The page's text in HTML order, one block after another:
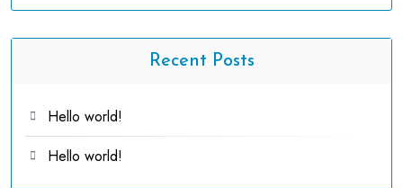
Recent Posts
Hello world!
Hello world!